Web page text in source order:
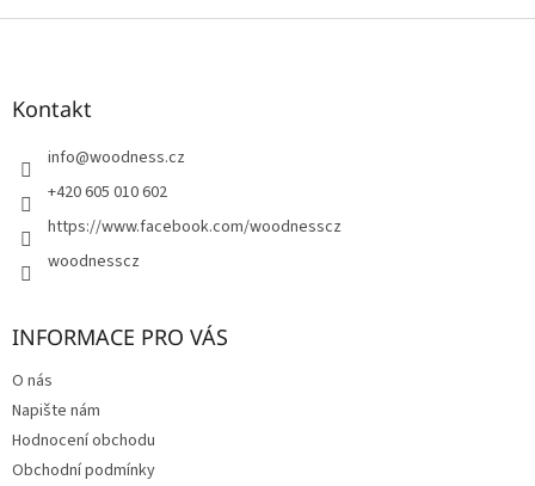
Z
Kontakt
info@woodness.cz
+420 605 010 602
https://www.facebook.com/woodnesscz
woodnesscz
INFORMACE PRO VÁS
O nás
Napište nám
Hodnocení obchodu
Obchodní podmínky